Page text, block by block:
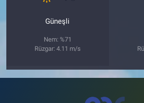
Güneşli
Nem: %71
Rüzgar: 4.11 m/s